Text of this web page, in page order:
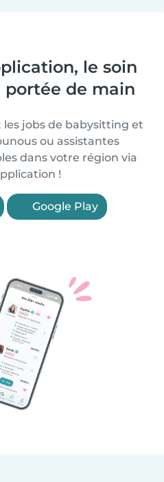
le soin
portée de main
jobs de babysitting et
ou assistantes
dans votre région via
!
Google Play